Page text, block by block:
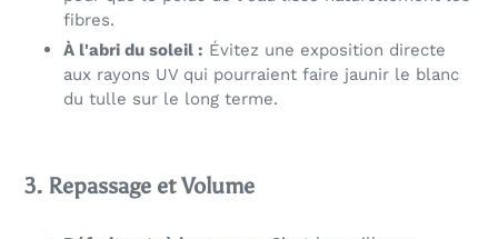
fibres.
À l'abri du soleil : Évitez une exposition directe
aux rayons UV qui pourraient faire jaunir le blanc
du tulle sur le long terme.
3. Repassage et Volume